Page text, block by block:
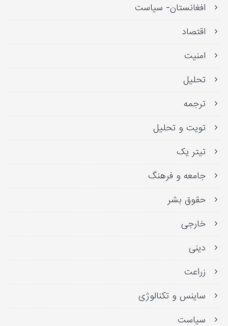
افغانستان- سیاست
اقتصاد
امنیت
تحلیل
ترجمه
تویت و تحلیل
تیتر یک
جامعه و فرهنگ
حقوق بشر
خارجی
دینی
زراعت
ساینس و تکنالوژی
سیاست